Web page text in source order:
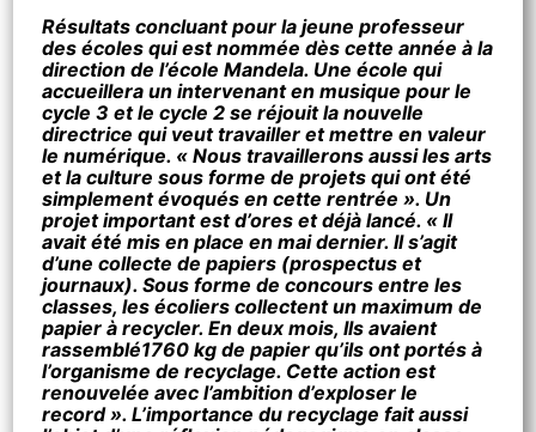
Résultats concluant pour la jeune professeur
des écoles qui est nommée dès cette année à la
direction de l’école Mandela. Une école qui
accueillera un intervenant en musique pour le
cycle 3 et le cycle 2 se réjouit la nouvelle
directrice qui veut travailler et mettre en valeur
le numérique. « Nous travaillerons aussi les arts
et la culture sous forme de projets qui ont été
simplement évoqués en cette rentrée ». Un
projet important est d’ores et déjà lancé. « Il
avait été mis en place en mai dernier. Il s’agit
d’une collecte de papiers (prospectus et
journaux). Sous forme de concours entre les
classes, les écoliers collectent un maximum de
papier à recycler. En deux mois, Ils avaient
rassemblé1760 kg de papier qu’ils ont portés à
l’organisme de recyclage. Cette action est
renouvelée avec l’ambition d’exploser le
record ». L’importance du recyclage fait aussi